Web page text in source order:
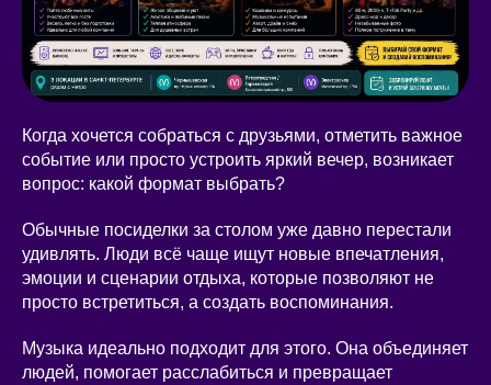
Когда хочется собраться с друзьями, отметить важное
событие или просто устроить яркий вечер, возникает
вопрос: какой формат выбрать?
Обычные посиделки за столом уже давно перестали
удивлять. Люди всё чаще ищут новые впечатления,
эмоции и сценарии отдыха, которые позволяют не
просто встретиться, а создать воспоминания.
Музыка идеально подходит для этого. Она объединяет
людей, помогает расслабиться и превращает